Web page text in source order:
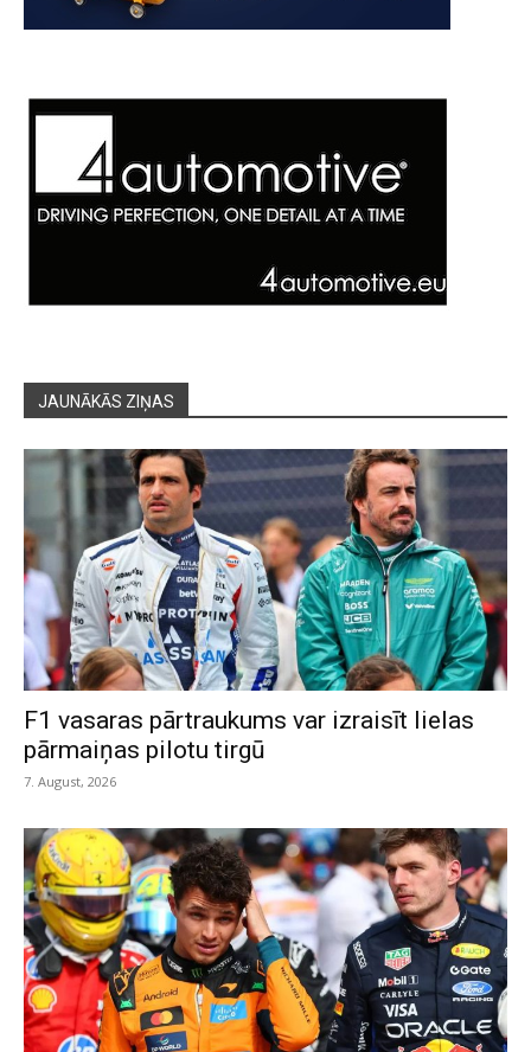
JAUNĀKĀS ZIŅAS
F1 vasaras pārtraukums var izraisīt lielas
pārmaiņas pilotu tirgū
7. August, 2026